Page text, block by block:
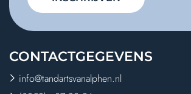
CONTACTGEGEVENS
info@tandartsvanalphen.nl